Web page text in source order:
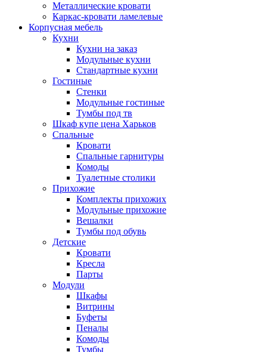
Металлические кровати
Каркас-кровати ламелевые
Корпусная мебель
Кухни
Кухни на заказ
Модульные кухни
Стандартные кухни
Гостиные
Стенки
Модульные гостиные
Тумбы под тв
Шкаф купе цена Харьков
Спальные
Кровати
Спальные гарнитуры
Комоды
Туалетные столики
Прихожие
Комплекты прихожих
Модульные прихожие
Вешалки
Тумбы под обувь
Детские
Кровати
Кресла
Парты
Модули
Шкафы
Витрины
Буфеты
Пеналы
Комоды
Тумбы